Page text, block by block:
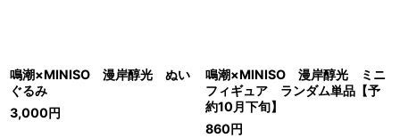
鳴潮×MINISO 漫岸醇光 ぬい
ぐるみ
3,000円
鳴潮×MINISO 漫岸醇光 ミニ
フィギュア ランダム単品【予
約10月下旬】
860円